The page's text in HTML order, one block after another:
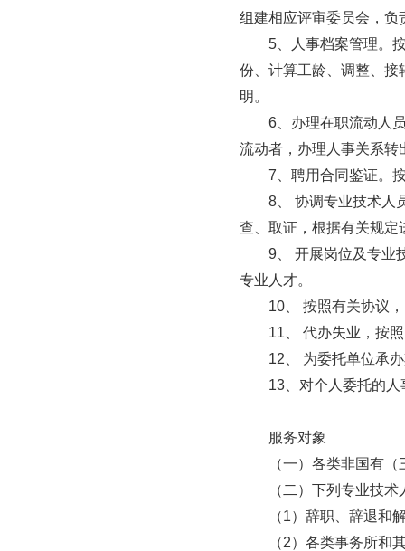
组建相应评审委员会，负
5、人事档案管理。按
份、计算工龄、调整、接
明。
6、办理在职流动人员
流动者，办理人事关系转
7、聘用合同鉴证。按
8、 协调专业技术人员
查、取证，根据有关规定
9、 开展岗位及专业技
专业人才。
10、 按照有关协议，
11、 代办失业，按照
12、 为委托单位承办
13、对个人委托的人
服务对象
（一）各类非国有（三
（二）下列专业技术人
（1）辞职、辞退和解
（2）各类事务所和其